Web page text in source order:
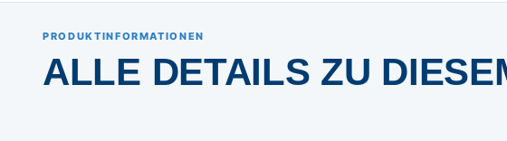
PRODUKTINFORMATIONEN
ALLE DETAILS ZU